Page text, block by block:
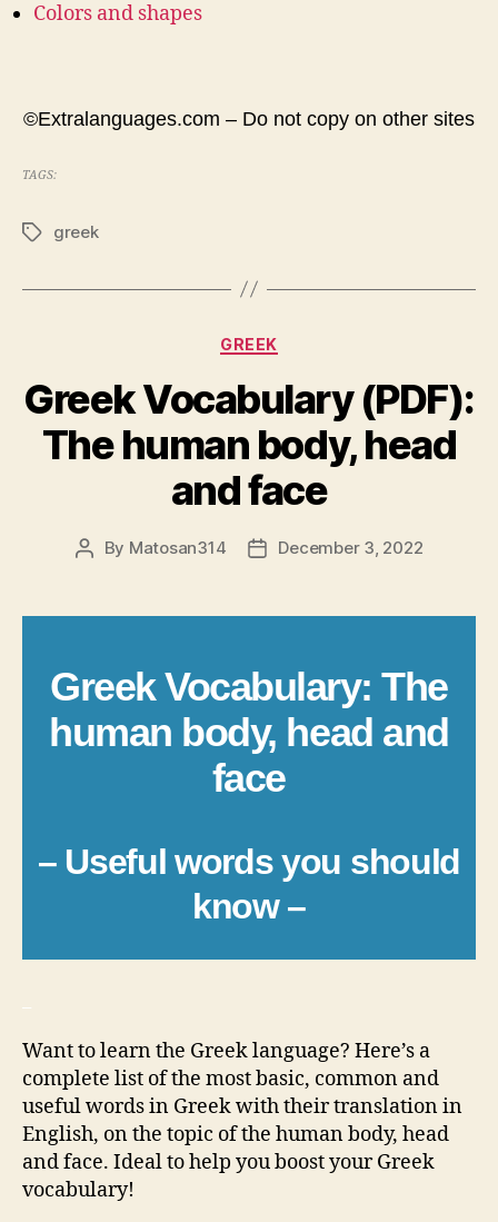
Colors and shapes
©Extralanguages.com – Do not copy on other sites
TAGS:
Tagsgreek
Categories
GREEK
Greek Vocabulary (PDF):
The human body, head
and face
Post
By Matosan314
PostDecember 3, 2022
Greek Vocabulary: The
human body, head and
face
– Useful words you should
know –
Want to learn the Greek language? Here’s a
complete list of the most basic, common and
useful words in Greek with their translation in
English, on the topic of the human body, head
and face. Ideal to help you boost your Greek
vocabulary!